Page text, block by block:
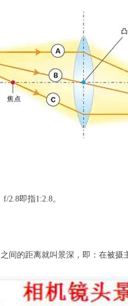
2.8即指1:2.8。
间的距离就叫景深，即：在被摄